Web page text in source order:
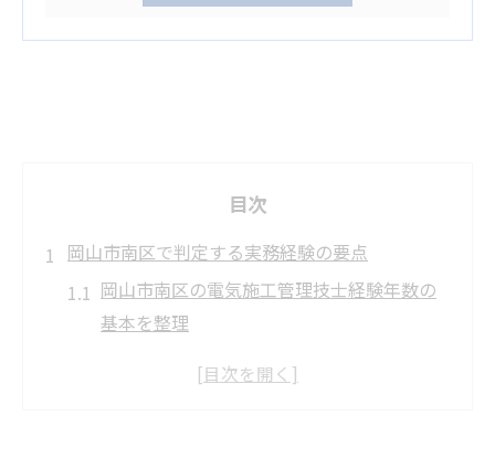
目次
岡山市南区で判定する実務経験の要点
岡山市南区の電気施工管理技士経験年数の
基本を整理
実務経験のカウント方法と岡山市南区での